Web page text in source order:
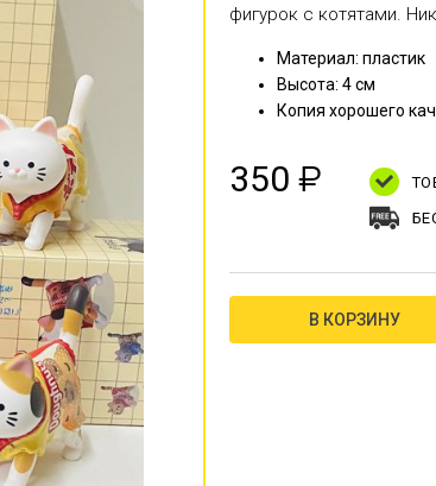
фигурок с котятами.
Материал: пластик
Высота: 4 см
Копия хорошего
350 ₽
В КОРЗИНУ